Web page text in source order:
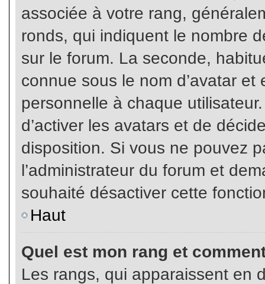
associée à votre rang,
ronds, qui indiquent le nombre
sur le forum. La seconde,
connue sous le nom d’avatar
personnelle à chaque
d’activer les avatars et de
disposition. Si vous ne pouvez
l’administrateur du forum et
souhaité désactiver cette
Haut
Quel est mon rang et
Les rangs, qui apparaissent en